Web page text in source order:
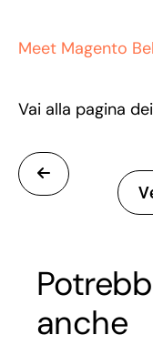
Meet Magento
Vai alla pagina dei
anche